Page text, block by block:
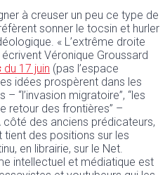
à creuser un peu ce type de
sonner le tocsin et hurler
« L’extrême droite
Véronique Groussard
du 17 juin (pas l’espace
idées prospèrent dans les
“l’invasion migratoire”, “les
retour des frontières” –
des anciens prédicateurs,
tient des positions sur les
en librairie, sur le Net.
intellectuel et médiatique est